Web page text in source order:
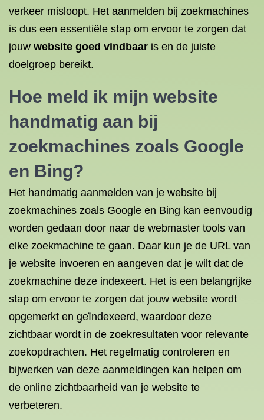
verkeer misloopt. Het aanmelden bij zoekmachines
is dus een essentiële stap om ervoor te zorgen dat
jouw website goed vindbaar is en de juiste
doelgroep bereikt.
Hoe meld ik mijn website
handmatig aan bij
zoekmachines zoals Google
en Bing?
Het handmatig aanmelden van je website bij
zoekmachines zoals Google en Bing kan eenvoudig
worden gedaan door naar de webmaster tools van
elke zoekmachine te gaan. Daar kun je de URL van
je website invoeren en aangeven dat je wilt dat de
zoekmachine deze indexeert. Het is een belangrijke
stap om ervoor te zorgen dat jouw website wordt
opgemerkt en geïndexeerd, waardoor deze
zichtbaar wordt in de zoekresultaten voor relevante
zoekopdrachten. Het regelmatig controleren en
bijwerken van deze aanmeldingen kan helpen om
de online zichtbaarheid van je website te
verbeteren.